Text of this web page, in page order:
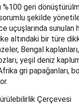
%100 geri
sorumlu şekilde
uçuşlarında
altındaki bir türe
Bengal
yeşil deniz
gri papağanları,
Çerçevesi